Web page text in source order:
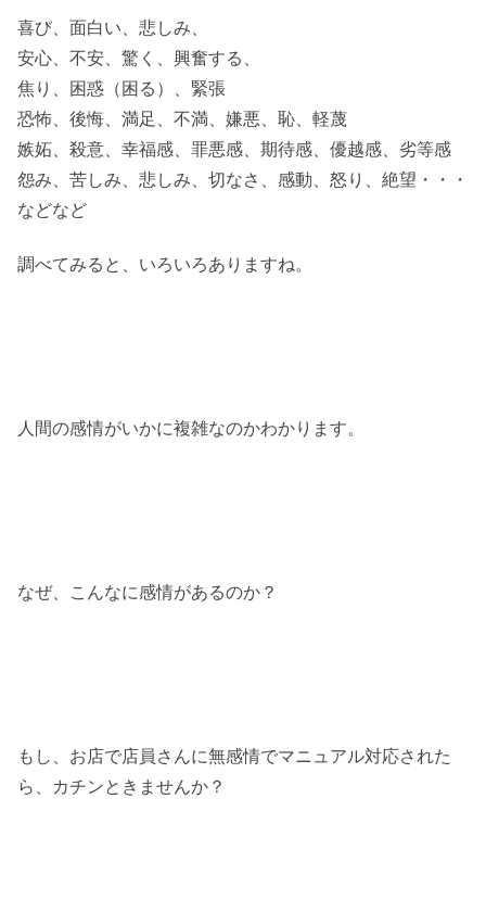
喜び、面白い、悲しみ、
安心、不安、驚く、興奮する、
焦り、困惑（困る）、緊張
恐怖、後悔、満足、不満、嫌悪、恥、軽蔑
嫉妬、殺意、幸福感、罪悪感、期待感、優越感、劣等感
怨み、苦しみ、悲しみ、切なさ、感動、怒り、絶望・・・
などなど
調べてみると、いろいろありますね。
人間の感情がいかに複雑なのかわかります。
なぜ、こんなに感情があるのか？
もし、お店で店員さんに無感情でマニュアル対応された
ら、カチンときませんか？